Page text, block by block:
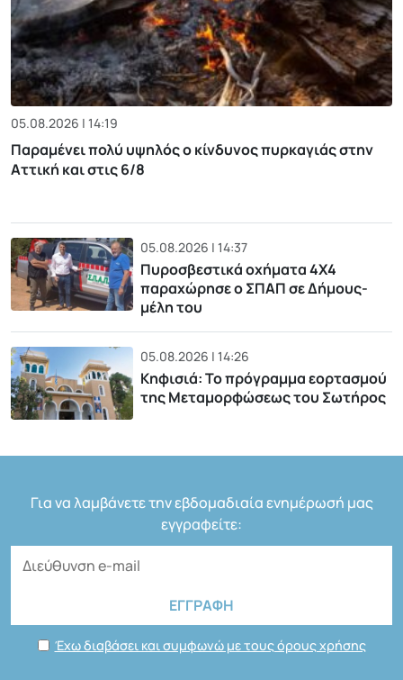
05.08.2026 | 14:19
Παραμένει πολύ υψηλός ο κίνδυνος πυρκαγιάς στην
Αττική και στις 6/8
05.08.2026 | 14:37
Πυροσβεστικά οχήματα 4Χ4
παραχώρησε ο ΣΠΑΠ σε Δήμους-
μέλη του
05.08.2026 | 14:26
Κηφισιά: Το πρόγραμμα εορτασμού
της Μεταμορφώσεως του Σωτήρος
Για να λαμβάνετε την εβδομαδιαία ενημέρωσή μας
εγγραφείτε:
Έχω διαβάσει και συμφωνώ με τους όρους χρήσης